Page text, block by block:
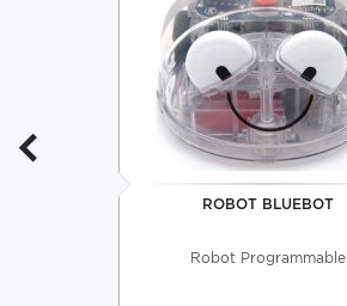
ROBOT BLUEBOT
Robot Programmable